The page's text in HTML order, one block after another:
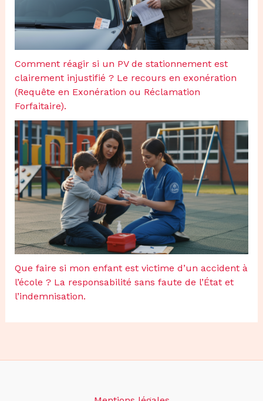
Comment réagir si un PV de stationnement est
clairement injustifié ? Le recours en exonération
(Requête en Exonération ou Réclamation
Forfaitaire).
Que faire si mon enfant est victime d’un accident à
l’école ? La responsabilité sans faute de l’État et
l’indemnisation.